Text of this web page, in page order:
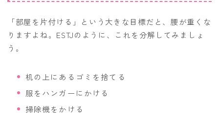
「部屋を片付ける」という大きな目標だと、腰が重くな
りますよね。ESTJのように、これを分解してみましょ
う。
机の上にあるゴミを捨てる
服をハンガーにかける
掃除機をかける